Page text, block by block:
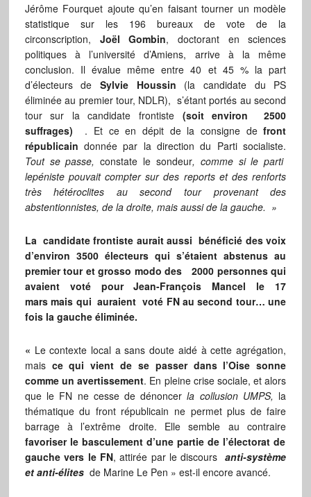
Jérôme Fourquet ajoute qu’en faisant tourner un modèle
statistique sur les 196 bureaux de vote de la
circonscription, Joël Gombin, doctorant en sciences
politiques à l’université d’Amiens, arrive à la même
conclusion. Il évalue même entre 40 et 45 % la part
d’électeurs deSylvie Houssin (la candidate du PS
éliminée au premier tour, NDLR), s’étant portés au second
tour sur la candidate frontiste (soit environ 2500
suffrages) . Et ce en dépit de la consigne defront
républicain donnée par la direction du Parti socialiste.
Tout se passe,constate le sondeur, comme si le parti
lepéniste pouvait compter sur des reports et des renforts
très hétéroclites au second tour provenant des
abstentionnistes, de la droite, mais aussi de la gauche. »
La candidate frontiste aurait aussi bénéficié des voix
d’environ 3500 électeurs qui s’étaient abstenus au
premier tour et grosso modo des 2000 personnes qui
avaient voté pour Jean-François Mancel le 17
mars mais qui auraient voté FN au second tour… une
fois la gauche éliminée.
« Le contexte local a sans doute aidé à cette agrégation,
maisce qui vient de se passer dans l’Oise sonne
comme un avertissement. En pleine crise sociale, et alors
que le FN ne cesse de dénoncerla collusion UMPS, la
thématique du front républicain ne permet plus de faire
barrage à l’extrême droite. Elle semble au contraire
favoriser le basculement d’une partie de l’électorat de
gauche vers le FN, attirée par le discoursanti-système
et anti-élites de Marine Le Pen » est-il encore avancé.